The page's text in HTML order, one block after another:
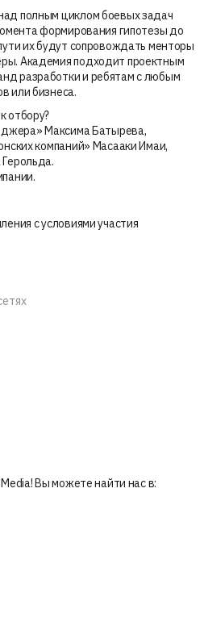
полным циклом боевых задач
формирования гипотезы до
их будут сопровождать менторы
Академия подходит проектным
разработки и ребятам с любым
или бизнеса.
отбору?
Максима Батырева,
компаний» Масааки Имаи,
с условиями участия
Вы можете найти нас в: